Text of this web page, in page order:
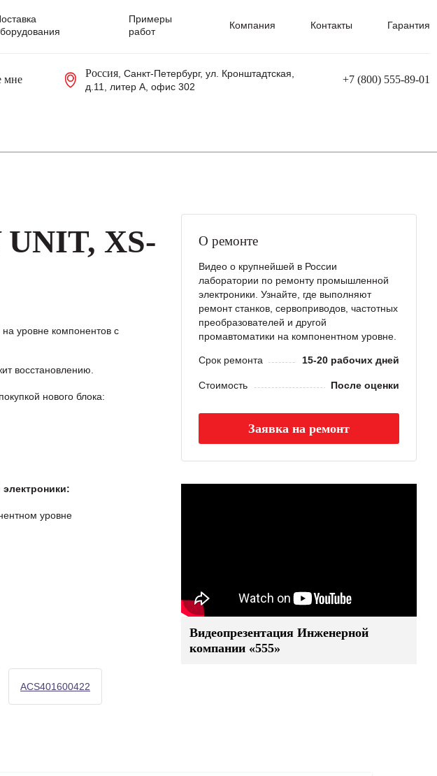
Примеры
работ
Компания Контакты Гарантия
мне
Россия, Санкт-Петербург, ул. Кронштадтская,
д.11, литер А, офис 302
+7 (800) 555-89-01
UNIT, XS-
уровне компонентов с
восстановлению.
нового блока:
уровне
ACS401600422
О ремонте
Видео о крупнейшей в России
лаборатории по ремонту промышленной
электроники. Узнайте, где выполняют
ремонт станков, сервоприводов, частотных
преобразователей и другой
промавтоматики на компонентном уровне.
Срок ремонта 15-20 рабочих дней
Стоимость После оценки
Заявка на ремонт
Видеопрезентация Инженерной
компании «555»